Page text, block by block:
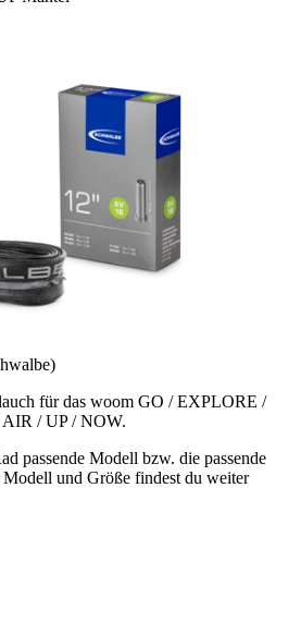
für das woom GO / EXPLORE /
/ UP / NOW.
passende Modell bzw. die passende
und Größe findest du weiter